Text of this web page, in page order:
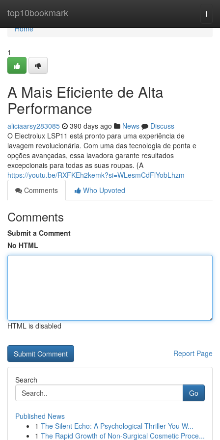
top10bookmark
Home
Home
1
A Mais Eficiente de Alta
Performance
aliciaarsy283085 390 days ago News
Discuss
O Electrolux LSP11 está pronto para uma experiência de
lavagem revolucionária. Com uma das tecnologia de ponta e
opções avançadas, essa lavadora garante resultados
excepcionais para todas as suas roupas. {A
https://youtu.be/RXFKEh2kemk?si=WLesmCdFlYobLhzm
Comments
Who Upvoted
Comments
Submit a Comment
No HTML
HTML is disabled
Report Page
Search
Go
Published News
1 The Silent Echo: A Psychological Thriller You W...
1 The Rapid Growth of Non-Surgical Cosmetic Proce...